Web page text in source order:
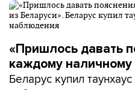
«Пришлось давать
каждому наличному
Беларус купил